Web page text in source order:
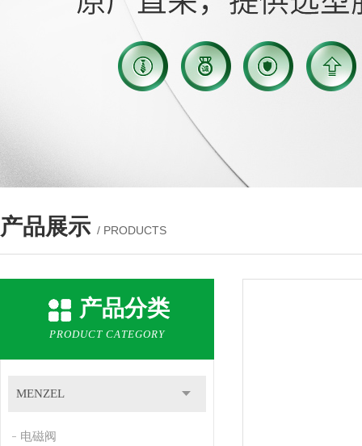
产品展示 / PRODUCTS
产品分类
PRODUCT CATEGORY
MENZEL
电磁阀